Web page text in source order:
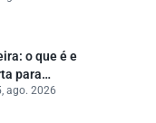
o que é e
para
ago. 2026